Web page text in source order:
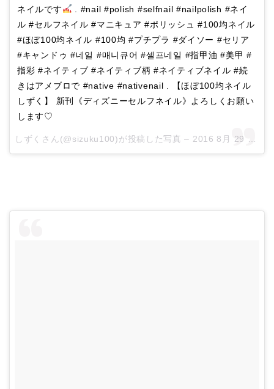
ネイルです
. #nail #polish #selfnail #nailpolish #ネイ
ル #セルフネイル #マニキュア #ポリッシュ #100均ネイル
#ほぼ100均ネイル #100均 #プチプラ #ダイソー #セリア
#キャンドゥ #네일 #매니큐어 #셀프네일 #指甲油 #美甲 #
指彩 #ネイティブ #ネイティブ柄 #ネイティブネイル #続
きはアメブロで #native #nativenail . 【ほぼ100均ネイル
しずく】 新刊《ディズニーセルフネイル》よろしくお願い
します♡
しずくさん(@sizuku100)が投稿した写真 – 2016 8月 29 8:32午後 PDT